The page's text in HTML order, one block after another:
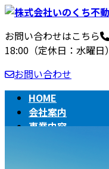
コ
テ
ン
ツ
へ
ッ
ナ
ゲ
ー
シ
ョ
移
お問い合わせはこちら
18:00（定休日：水曜日）
お問い合わせ
HOME
会社案内
事業内容